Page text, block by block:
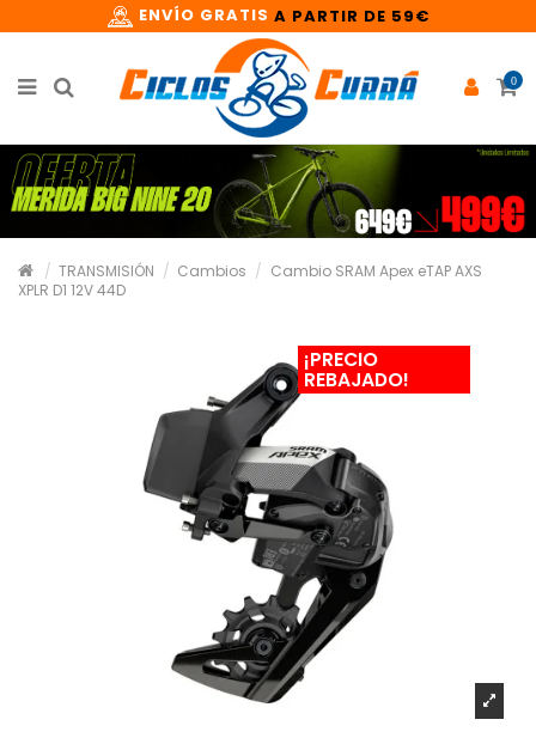
ENVÍO GRATIS A PARTIR DE 59€
0
TRANSMISIÓN Cambios
Cambio SRAM Apex eTAP AXS
XPLR D1 12V 44D
¡PRECIO
REBAJADO!